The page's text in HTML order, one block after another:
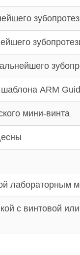
шаблона ARM
мини-винта
лабораторным
с винтовой